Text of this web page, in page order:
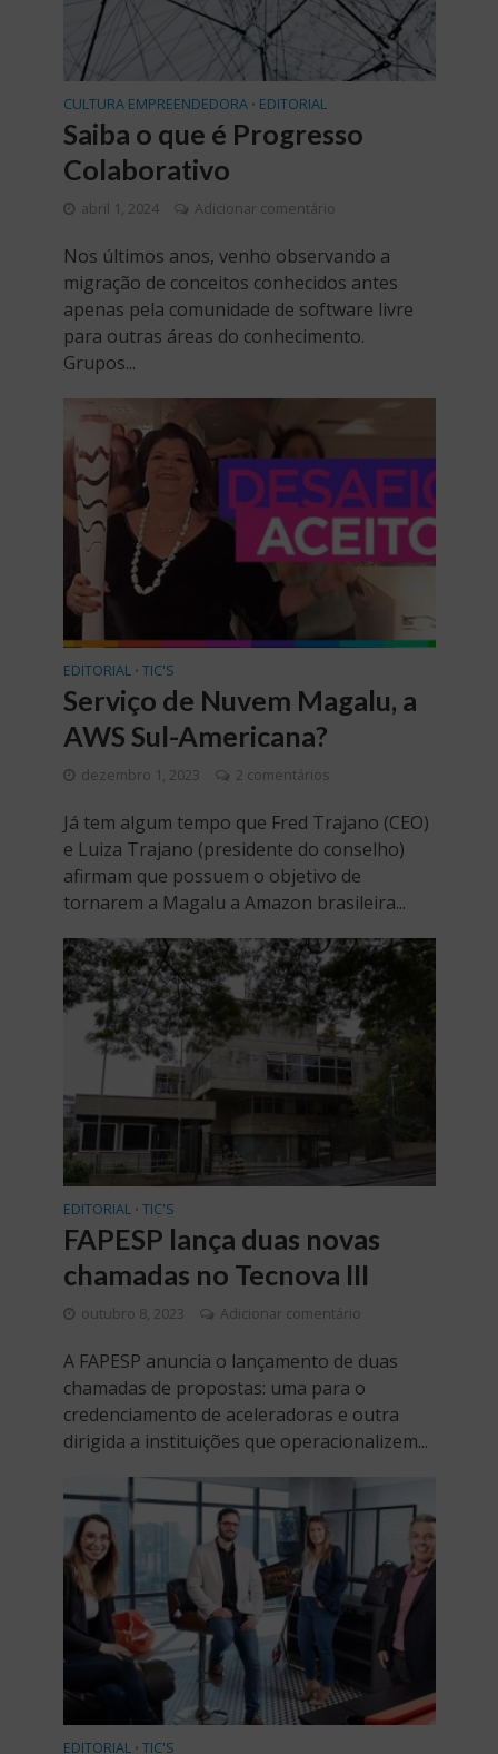
CULTURA EMPREENDEDORA • EDITORIAL
Saiba o que é Progresso
Colaborativo
abril 1, 2024 Adicionar comentário
Nos últimos anos, venho observando a
migração de conceitos conhecidos antes
apenas pela comunidade de software livre
para outras áreas do conhecimento.
Grupos...
EDITORIAL • TIC'S
Serviço de Nuvem Magalu, a
AWS Sul-Americana?
dezembro 1, 2023 2 comentários
Já tem algum tempo que Fred Trajano (CEO)
e Luiza Trajano (presidente do conselho)
afirmam que possuem o objetivo de
tornarem a Magalu a Amazon brasileira...
EDITORIAL • TIC'S
FAPESP lança duas novas
chamadas no Tecnova III
outubro 8, 2023 Adicionar comentário
A FAPESP anuncia o lançamento de duas
chamadas de propostas: uma para o
credenciamento de aceleradoras e outra
dirigida a instituições que operacionalizem...
EDITORIAL • TIC'S